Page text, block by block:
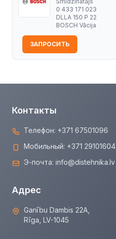
0 433 171 023
DLLA 150 P 22
BOSCH Vācija
ЗАПРОСИТЬ
Контакты
Телефон: +371 67501096
Мобильный: +371 29101604
Э-почта: info@distehnika.lv
Адрес
Ganību Dambis 22A,
Rīga, LV-1045